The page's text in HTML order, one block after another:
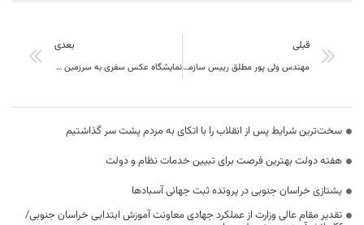
قبلی
مهندس ولی پور مطلق رییس سازمان جهاد استان :صنایع تبدیلی خراسان جنوبی توسعه می یابد
بعدی
نمایشگاه عکس سفری به سرزمین عتبه در خراسان جنوبی گشایش یافت
سخت‌ترین شرایط پس از انقلاب را با اتکای به مردم پشت سر گذاشتیم
هفته دولت بهترین فرصت برای تبیین خدمات نظام و دولت
یشتازی خراسان جنوبی در پرونده ثبت جهانی آسبادها
تقدیر مقام عالی وزارت از عملکرد جهادی معاونت آموزش ابتدایی خراسان جنوبی/